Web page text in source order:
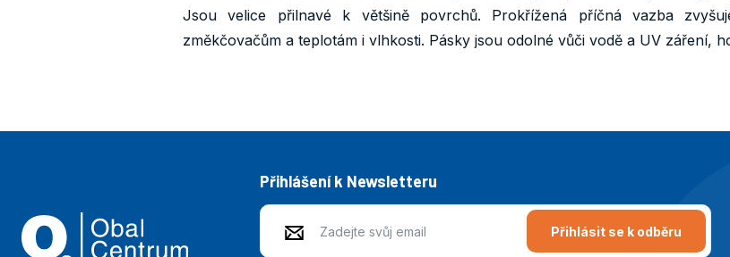
Jsou velice přilnavé k většině povrchů. Prokřížená příčná vazba
změkčovačům a teplotám i vlhkosti. Pásky jsou odolné vůči vodě a UV záření,
Přihlášení k Newsletteru
Přihlásit se k odběru